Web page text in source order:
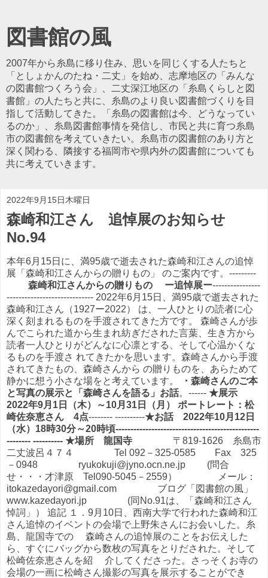
図書館の風
2007年から糸島に移り住み、思いを同じくする人たちと
「としょかんのたね・二丈」を始め、志摩地区の「みんな
の図書館つくろう会」、二丈深江地区の「糸島くらしと図
書館」の人たちと共に、糸島のより良い図書館づくりを目
指して活動してきた。「糸島の図書館は今、どうなってい
るのか」、糸島図書館事情を発信し、市民と共に育つ糸島
市の図書館を考えていきたい。糸島市の図書館のあり方と
深く関わる、隣接する福岡市や県内外の図書館についても
共に考えていきます。
2022年9月15日木曜日
森崎和江さん 追悼展のお知らせ
No.94
本年6月15日に、満95歳で逝去された森崎和江さんの追悼
展「森崎和江さんからの贈りもの」 のご案内です。---------
森崎和江さんからの贈りもの
ー追悼展ー----------------
----------------------------- 2022年6月15日、満95歳で逝去された
森崎和江さん（1927ー2022） は、一人ひとりの読者に心
深く刻まれるものを手渡されてきた方です。 森崎さんが歩
んでこられた道から生まれ紡ぎだされた言葉、生き方から
読者一人ひとりがどんなに心凛とする、そして心温かくな
るものを手渡さ れてきたかを思います。森崎さんから手渡
されてきたもの、森崎さんから の贈りものを、あらためて
静かに想う小さな場をと考えています。
・森崎さんのご本
と写真の展示と「森崎さんを語る」お話。------ ★展示
2022年9月1日（木）～10月31日（月） ポートレート：松
崎佐奈恵さん 4点-------- ----------★お話 2022年10月12日
（水）18時30分～20時頃------------------------------------------------
-------- ---------- ★場所 龍国寺 〒819-1626 糸島市
二丈波呂４７４ Tel 092－325-0585 Fax 325
－0948 ryukokuji@jyno.ocn.ne.jp (問合
せ・・・才津原 Tel090-5045－2559） メール：
itokazedayori@gmail.com ブログ「図書館の風」
www.kazedayori.jp (同No.91は、「森崎和江さん
悼詞」） 追記 １．9月10日、西南大学で行われた森崎和江
さん追悼のイベントの会場で上野朱さんにお会いした。糸
島、龍国寺での 森崎さんの追悼展のことをお伝えした
ら、すぐにバッグから数枚の写真をとりだされた。そして
松崎佐奈恵さんを紹 介してくださった。さっそくお寺の
会場の一画に松崎さん撮影の写真を展示することができ